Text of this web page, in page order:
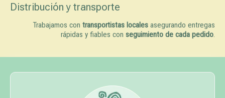
Distribución y transporte
Trabajamos con transportistas locales asegurando entregas
rápidas y fiables con seguimiento de cada pedido.